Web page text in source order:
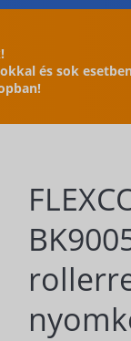
és sok